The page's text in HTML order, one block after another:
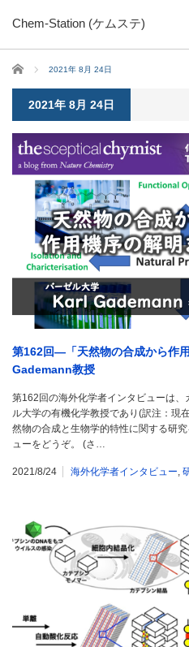
Chem-Station (ケムステ)
ホーム 2021年 8月 24日
2021年 8月 24日
第162回―「天然物の合成から作
Gademann教授
第162回の海外化学者インタビューは
ル大学の有機化学教授であり(訳注：現
然物の合成と生物学的特性に関する研
ューをどうぞ。 (さ…
2021/8/24 海外化学者インタビュー